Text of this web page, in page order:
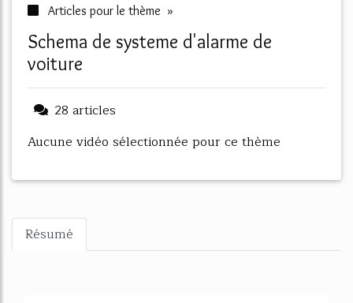
Articles pour le thème »
schema de systeme d'alarme de
voiture
28 articles
Aucune vidéo sélectionnée pour ce thème
Résumé